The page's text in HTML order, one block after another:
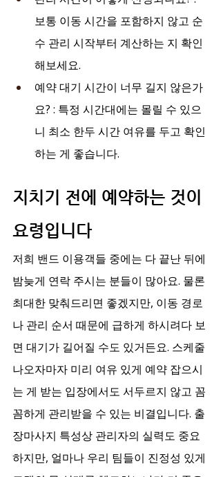
보통 이동 시간을 포함하지 않고 순
수 관리 시작부터 계산하는 지 확인
해보세요.
예약 대기 시간이 너무 길지 않은가
요? : 특정 시간대에는 몰릴 수 있으
니 최소 한두 시간 여유를 두고 확인
하는 게 좋습니다.
지치기 전에 예약하는 것이
요령입니다
저희 밴드 이용객들 중에는 다 끝난 뒤에
밤늦게 연락 주시는 분들이 많아요. 물론
최대한 맞춰드리면 좋겠지만, 이동 경로
나 관리 순서 때문에 급하게 하시려다 보
면 대기가 길어질 수도 있거든요. 스케줄
나오자마자 미리 여유 있게 예약 잡으시
는 게 받는 입장에서도 서두르지 않고 꼼
꼼하게 관리받을 수 있는 비결입니다. 출
장마사지 특성상 관리자의 실력도 중요
하지만, 얼마나 우리 팀들이 진정성 있게